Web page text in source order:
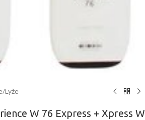
/Lyže
W 76 Express + Xpress W